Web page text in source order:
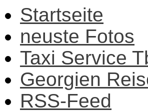
Startseite
neuste Fotos
Taxi Service
Georgien
RSS-Feed